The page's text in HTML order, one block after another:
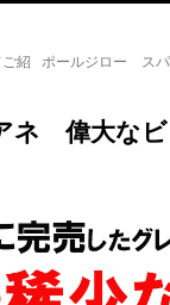
紹
ポールジロー ス
ネ 偉大なビ